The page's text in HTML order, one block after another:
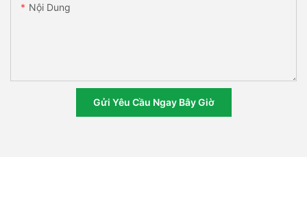
Nội Dung
Gửi Yêu Cầu Ngay Bây Giờ